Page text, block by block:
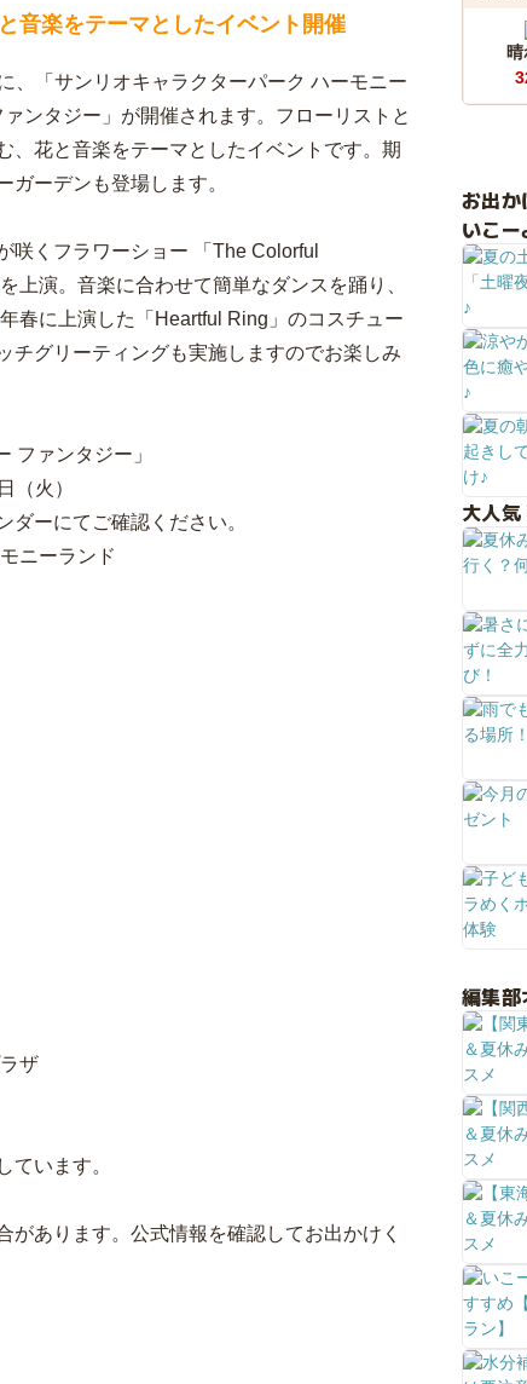
音楽をテーマとしたイベント開催
、「サンリオキャラクターパーク ハーモニー
ンタジー」が開催されます。フローリストと
、花と音楽をテーマとしたイベントです。期
ガーデンも登場します。
咲くフラワーショー 「The Colorful
上演。音楽に合わせて簡単なダンスを踊り、
春に上演した「Heartful Ring」のコスチュー
チグリーティングも実施しますのでお楽しみ
ファンタジー」
（火）
ーにてご確認ください。
ニーランド
ザ
います。
あります。公式情報を確認してお出かけく
お出
いこ
大人
編集部